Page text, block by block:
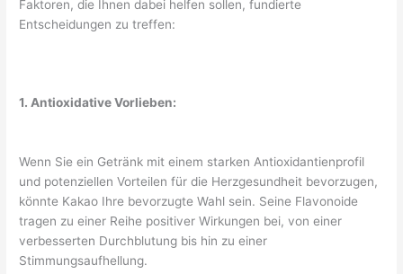
Faktoren, die Ihnen dabei helfen sollen, fundierte
Entscheidungen zu treffen:
1. Antioxidative Vorlieben:
Wenn Sie ein Getränk mit einem starken Antioxidantienprofil
und potenziellen Vorteilen für die Herzgesundheit bevorzugen,
könnte Kakao Ihre bevorzugte Wahl sein. Seine Flavonoide
tragen zu einer Reihe positiver Wirkungen bei, von einer
verbesserten Durchblutung bis hin zu einer
Stimmungsaufhellung.